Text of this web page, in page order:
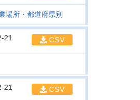
場所・都道府県別
21 CSV
21 CSV